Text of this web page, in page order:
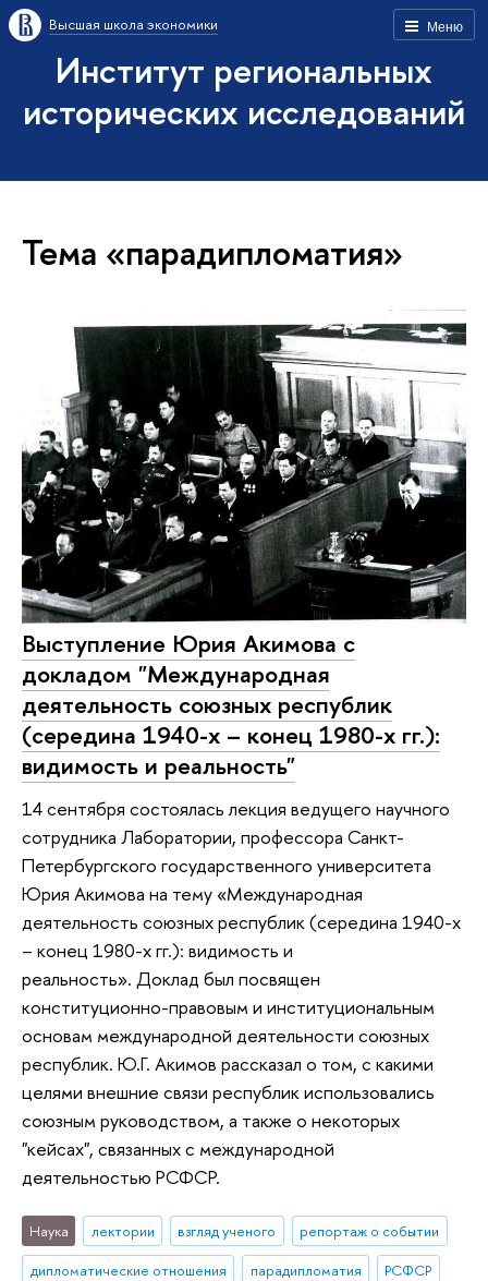
Меню
Высшая школа экономики
Институт региональных
исторических исследований
Тема «парадипломатия»
Выступление Юрия Акимова с
докладом "Международная
деятельность союзных республик
(середина 1940-х – конец 1980-х гг.):
видимость и реальность"
14 сентября состоялась лекция ведущего научного
сотрудника Лаборатории, профессора Санкт-
Петербургского государственного университета
Юрия Акимова на тему «Международная
деятельность союзных республик (середина 1940-х
– конец 1980-х гг.): видимость и
реальность». Доклад был посвящен
конституционно-правовым и институциональным
основам международной деятельности союзных
республик. Ю.Г. Акимов рассказал о том, с какими
целями внешние связи республик использовались
союзным руководством, а также о некоторых
"кейсах", связанных с международной
деятельностью РСФСР.
Наука лектории взгляд ученого
репортаж о событии
дипломатические отношения
парадипломатия
РСФСР